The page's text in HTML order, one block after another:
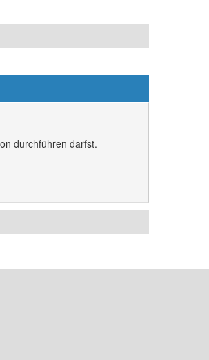
durchführen darfst.